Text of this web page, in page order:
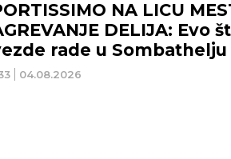
04.08.2026
NA LICU
DELIJA: Evo
rade u Sombathelju